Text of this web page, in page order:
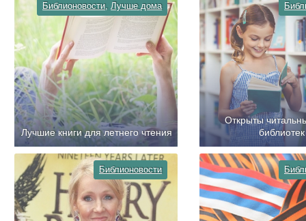
Библионовости,Лучше дома
Лучшие книги для летнего чтения
Открыты
библиотек
Библионовости